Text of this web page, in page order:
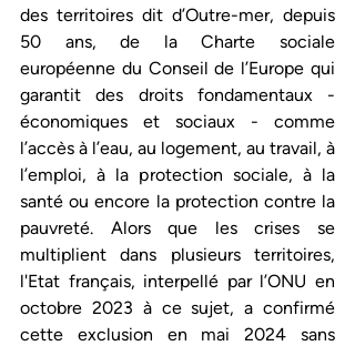
des territoires dit d’Outre-mer, depuis
50 ans, de la Charte sociale
européenne du Conseil de l’Europe qui
garantit des droits fondamentaux -
économiques et sociaux - comme
l’accès à l’eau, au logement, au travail, à
l’emploi, à la protection sociale, à la
santé ou encore la protection contre la
pauvreté. Alors que les crises se
multiplient dans plusieurs territoires,
l'Etat français, interpellé par l’ONU en
octobre 2023 à ce sujet, a confirmé
cette exclusion en mai 2024 sans